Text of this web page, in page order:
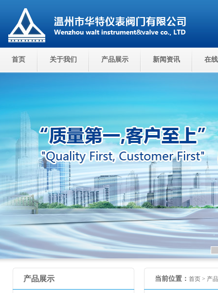
首页 关于我们 产品展示 新闻资讯 在
产品展示 当前位置： 首页 > 产